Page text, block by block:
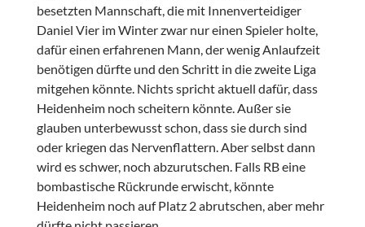
besetzten Mannschaft, die mit Innenverteidiger
Daniel Vier im Winter zwar nur einen Spieler holte,
dafür einen erfahrenen Mann, der wenig Anlaufzeit
benötigen dürfte und den Schritt in die zweite Liga
mitgehen könnte. Nichts spricht aktuell dafür, dass
Heidenheim noch scheitern könnte. Außer sie
glauben unterbewusst schon, dass sie durch sind
oder kriegen das Nervenflattern. Aber selbst dann
wird es schwer, noch abzurutschen. Falls RB eine
bombastische Rückrunde erwischt, könnte
Heidenheim noch auf Platz 2 abrutschen, aber mehr